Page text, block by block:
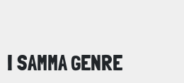
I SAMMA GENRE